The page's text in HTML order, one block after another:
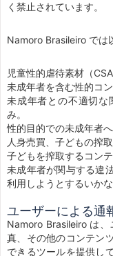
く禁止されています。
Namoro Brasileiro では
児童性的虐待素材（
未成年者を含む性的コン
未成年者との不適切な
み。
性的目的での未成年者へ
人身売買、子どもの搾取
子どもを搾取するコン
未成年者が関与する違
利用しようとするいかな
ユーザーによる通
Namoro Brasileiro は
真、その他のコンテン
できるツールを提供し